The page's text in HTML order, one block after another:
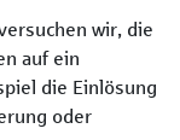
wir, die
auf ein
die Einlösung
oder